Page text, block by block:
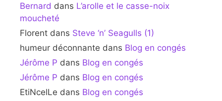
Bernard dans L’arolle et le casse-noix
moucheté
Florent dans Steve ‘n’ Seagulls (1)
humeur déconnante dans Blog en congés
Jérôme P dans Blog en congés
Jérôme P dans Blog en congés
EtiNcelLe dans Blog en congés